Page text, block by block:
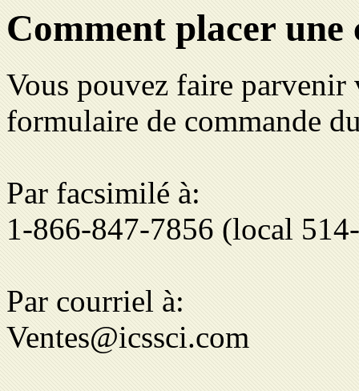
Comment placer une
Vous pouvez faire parvenir
formulaire de commande
Par facsimilé à:
1-866-847-7856 (local
Par courriel à:
Ventes@icssci.com